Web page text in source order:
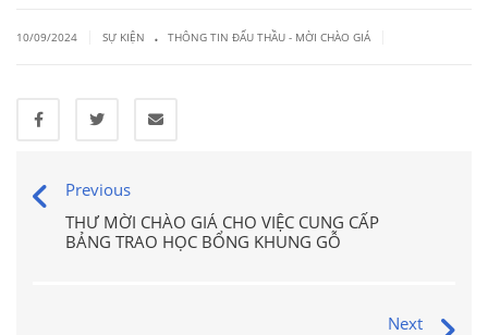
10/09/2024 SỰ KIỆN . THÔNG TIN ĐẤU THẦU - MỜI CHÀO GIÁ
Previous
THƯ MỜI CHÀO GIÁ CHO VIỆC CUNG CẤP
BẢNG TRAO HỌC BỔNG KHUNG GỖ
Next